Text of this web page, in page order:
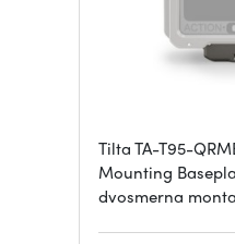
Tilta TA-T95-
Mounting
dvosmerna